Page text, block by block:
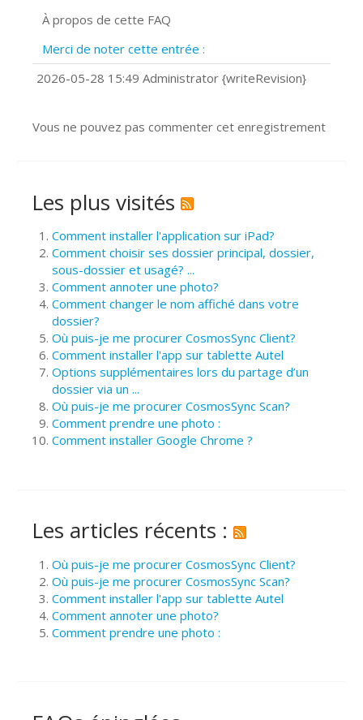
Prise de vue 360°
?
Comment installer Google Chrome ?
À propos de cette FAQ
Merci de noter cette entrée :
2026-05-28 15:49 Administrator {writeRevision}
Vous ne pouvez pas commenter cet enregistrement
Les plus visités
Comment installer l'application sur iPad?
Comment choisir ses dossier principal, dossier,
sous-dossier et usagé? ...
Comment annoter une photo?
Comment changer le nom affiché dans votre
dossier?
Où puis-je me procurer CosmosSync Client?
Comment installer l'app sur tablette Autel
Options supplémentaires lors du partage d’un
dossier via un ...
Où puis-je me procurer CosmosSync Scan?
Comment prendre une photo :
Comment installer Google Chrome ?
Les articles récents :
Où puis-je me procurer CosmosSync Client?
Où puis-je me procurer CosmosSync Scan?
Comment installer l'app sur tablette Autel
Comment annoter une photo?
Comment prendre une photo :